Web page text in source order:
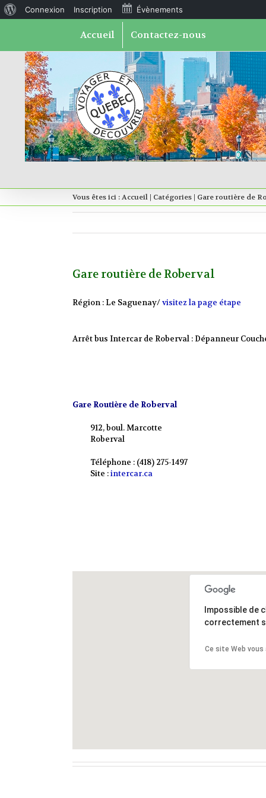
WordPress
Connexion Inscription Évènements
Accueil Contactez-nous
Vous êtes ici :Accueil | Catégories | Gare routière de
Gare routière de Roberval
Région : Le Saguenay/visitez la page étape
Arrêt bus Intercar de Roberval : Dépanneur
Gare Routière de Roberval
912, boul. Marcotte
Roberval
Téléphone : (418) 275-1497
Site :intercar.ca
Impossible de
correctement
Ce site Web